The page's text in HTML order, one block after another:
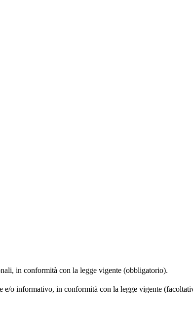
in conformità con la legge vigente (obbligatorio).
e/o informativo, in conformità con la legge vigente